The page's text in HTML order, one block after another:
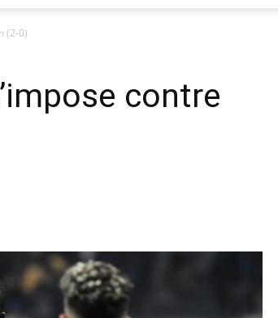
(2-0)
contre